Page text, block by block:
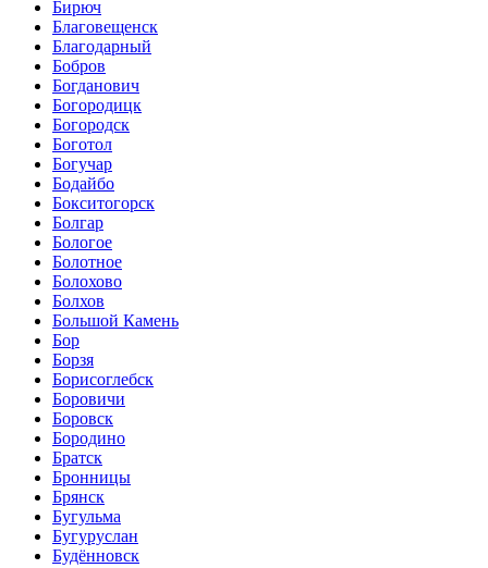
Бирюч
Благовещенск
Благодарный
Бобров
Богданович
Богородицк
Богородск
Боготол
Богучар
Бодайбо
Бокситогорск
Болгар
Бологое
Болотное
Болохово
Болхов
Большой Камень
Бор
Борзя
Борисоглебск
Боровичи
Боровск
Бородино
Братск
Бронницы
Брянск
Бугульма
Бугуруслан
Будённовск